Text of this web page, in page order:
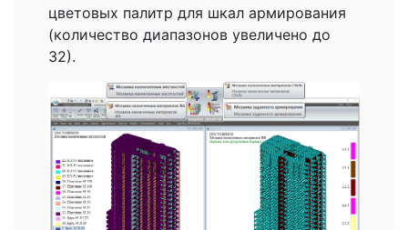
цветовых палитр для шкал армирования
(количество диапазонов увеличено до
32).